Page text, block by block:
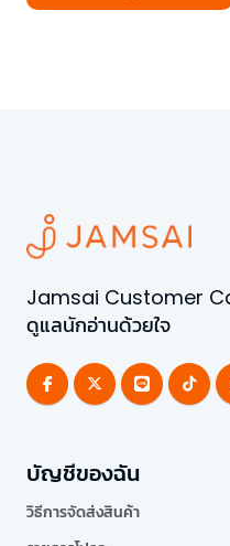
Jamsai Customer
ดูแลนักอ่านด้วยใจ
บัญชีของฉัน
วิธีการจัดส่งสินค้า